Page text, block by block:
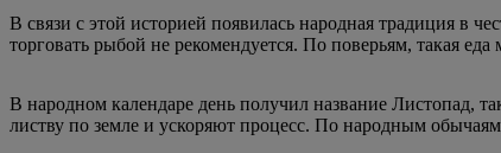
В связи с этой историей появилась народная традиция в
торговать рыбой не рекомендуется. По поверьям, такая еда
В народном календаре день получил название Листопад,
листву по земле и ускоряют процесс. По народным